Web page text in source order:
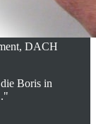
DACH
Boris in